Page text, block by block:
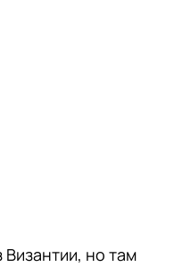
но там